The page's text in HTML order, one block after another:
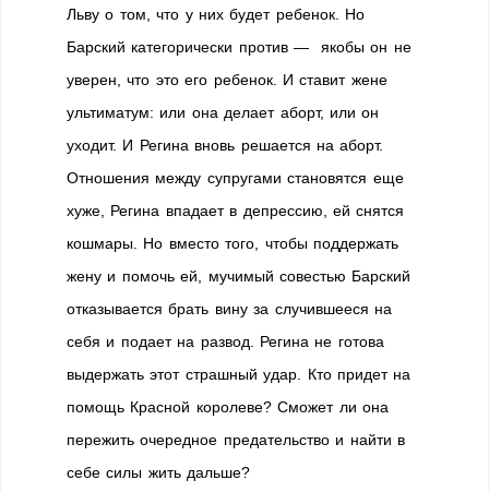
Льву о том, что у них будет ребенок. Но
Барский категорически против — якобы он не
уверен, что это его ребенок. И ставит жене
ультиматум: или она делает аборт, или он
уходит. И Регина вновь решается на аборт.
Отношения между супругами становятся еще
хуже, Регина впадает в депрессию, ей снятся
кошмары. Но вместо того, чтобы поддержать
жену и помочь ей, мучимый совестью Барский
отказывается брать вину за случившееся на
себя и подает на развод. Регина не готова
выдержать этот страшный удар. Кто придет на
помощь Красной королеве? Сможет ли она
пережить очередное предательство и найти в
себе силы жить дальше?